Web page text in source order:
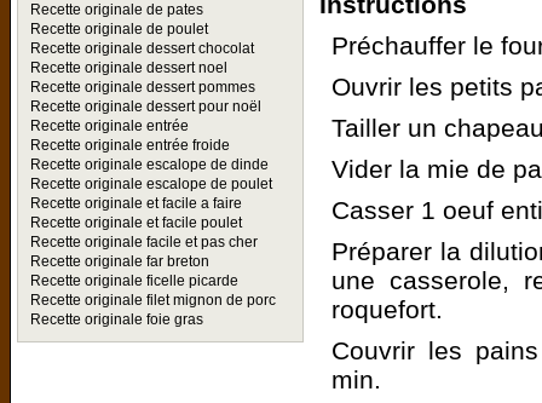
Recette originale de pates
Recette originale de poulet
Recette originale dessert chocolat
Recette originale dessert noel
Recette originale dessert pommes
Recette originale dessert pour noël
Recette originale entrée
Recette originale entrée froide
Recette originale escalope de dinde
Recette originale escalope de poulet
Recette originale et facile a faire
Recette originale et facile poulet
Recette originale facile et pas cher
Recette originale far breton
Recette originale ficelle picarde
Recette originale filet mignon de porc
Recette originale foie gras
Préchauffer le
Ouvrir les petits
Tailler un
Vider la mie de
Casser 1 oeuf
Préparer la
une casserole,
roquefort.
Couvrir les
min.